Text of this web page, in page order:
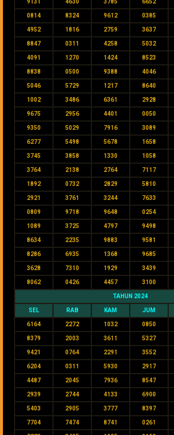
9131 4630 3785 6652
0814 8324 9612 0385
4952 1816 2759 3637
8847 0311 4258 5032
4091 1270 1424 8523
8838 0500 9388 4046
5046 5729 1217 8640
1002 3486 6361 2928
9675 2956 4401 0050
9350 5029 7916 3089
6277 5498 5678 1658
3745 3858 1330 1058
3764 2138 2764 7117
1892 0732 2829 5810
2921 3761 3244 7633
0809 9718 9648 0254
1089 3725 4797 9498
8634 2235 9883 9581
8286 6935 1368 9685
3628 7310 1929 3439
8062 0426 4457 3100
TAHUN 2024
SEL RAB KAM JUM
6164 2272 1032 0850
8379 2003 3611 5327
9421 0764 2291 3552
6204 0311 5930 2917
4487 2045 7936 8547
2939 2744 4133 6900
5403 2905 3777 8397
7704 7474 8741 0261